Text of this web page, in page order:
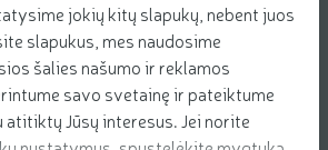
jokių kitų slapukų, nebent juos
slapukus, mes naudosime
šalies našumo ir reklamos
savo svetainę ir pateiktume
atitiktų Jūsų interesus. Jei norite